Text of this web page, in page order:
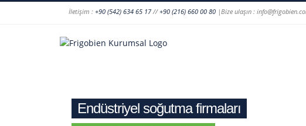
İletişim : +90 (542) 634 65 17//+90 (216) 660 00 80 |Bize ulaşın :
Endüstriyel soğutma firmaları